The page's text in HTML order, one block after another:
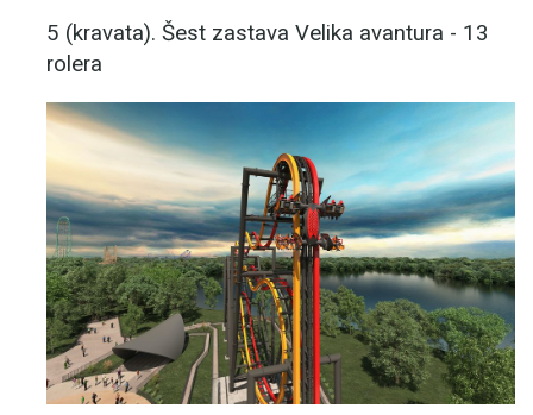
5 (kravata). Šest zastava Velika avantura - 13
rolera